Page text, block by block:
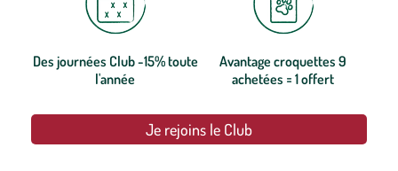
Des journées Club -15% toute
l'année
Avantage croquettes 9
achetées = 1 offert
Je rejoins le Club